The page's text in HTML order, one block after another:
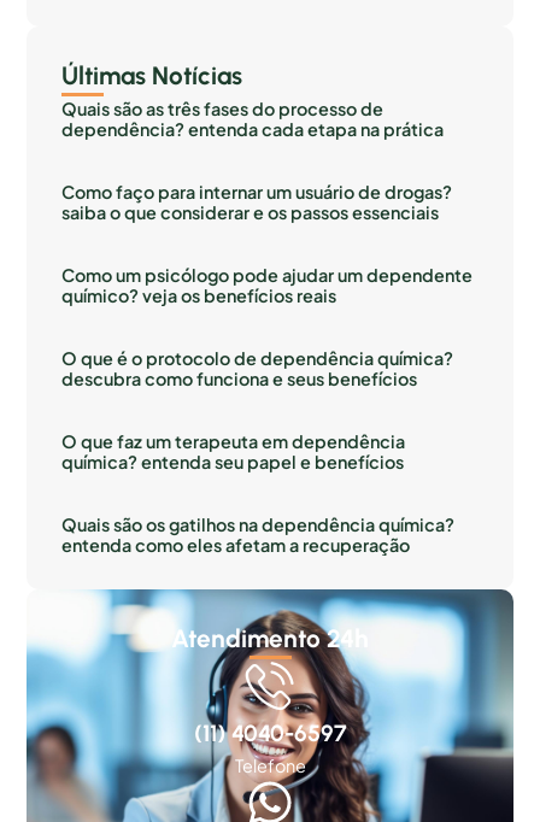
Últimas Notícias
Quais são as três fases do processo de
dependência? entenda cada etapa na prática
Como faço para internar um usuário de drogas?
saiba o que considerar e os passos essenciais
Como um psicólogo pode ajudar um dependente
químico? veja os benefícios reais
O que é o protocolo de dependência química?
descubra como funciona e seus benefícios
O que faz um terapeuta em dependência
química? entenda seu papel e benefícios
Quais são os gatilhos na dependência química?
entenda como eles afetam a recuperação
Atendimento 24h
(11) 4040-6597
Telefone